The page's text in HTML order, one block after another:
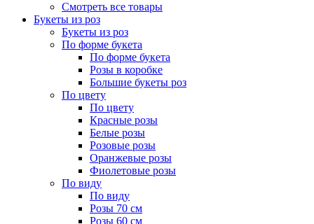
Смотреть все товары
Букеты из роз
Букеты из роз
По форме букета
По форме букета
Розы в коробке
Большие букеты роз
По цвету
По цвету
Красные розы
Белые розы
Розовые розы
Оранжевые розы
Фиолетовые розы
По виду
По виду
Розы 70 см
Розы 60 см